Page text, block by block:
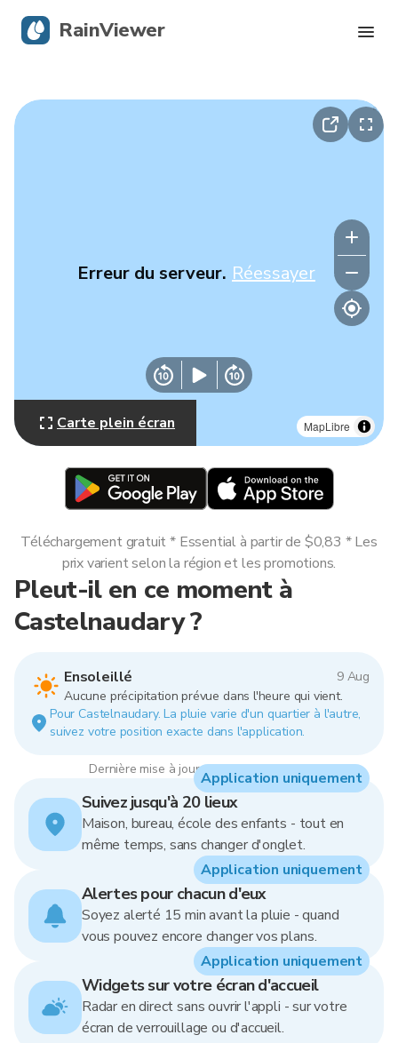
MapLibre
Erreur du serveur. Réessayer
Carte plein écran
Pleut-il en ce moment à
Castelnaudary ?
Ensoleillé
9 Aug
Aucune précipitation prévue dans l'heure qui vient.
Pour Castelnaudary. La pluie varie d'un quartier à l'autre,
suivez votre position exacte dans l'application.
Dernière mise à jour : 11:00, 9 Aug 2026
Téléchargement gratuit * Essential à partir de $0,83 * Les
prix varient selon la région et les promotions.
Suivez jusqu'à 20 lieux
Maison, bureau, école des enfants - tout en
même temps, sans changer d'onglet.
Application uniquement
Alertes pour chacun d'eux
Soyez alerté 15 min avant la pluie - quand
vous pouvez encore changer vos plans.
Application uniquement
Widgets sur votre écran d'accueil
Radar en direct sans ouvrir l'appli - sur votre
écran de verrouillage ou d'accueil.
Application uniquement
RainViewer